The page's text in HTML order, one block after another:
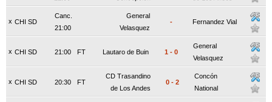
x CHI SD
Canc.
21:00
General
Velasquez
- Fernandez Vial
x CHI SD FT
21:00 Lautaro de Buin 1 - 0
General
Velasquez
x CHI SD FT
20:30
CD Trasandino
de Los Andes
0 - 2
Concón
National